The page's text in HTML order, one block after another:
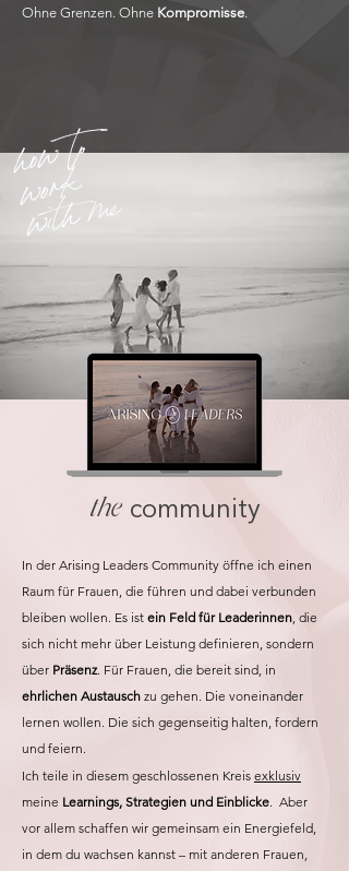
Ohne Grenzen. Ohne Kompromisse.
ho
w to
wo
r
k
with me
the community
In der Arising Leaders Community öffne ich einen
Raum für Frauen, die führen und dabei verbunden
bleiben wollen. Es ist ein Feld für Leaderinnen, die
sich nicht mehr über Leistung definieren, sondern
über Präsenz. Für Frauen, die bereit sind, in
ehrlichen Austausch zu gehen. Die voneinander
lernen wollen. Die sich gegenseitig halten, fordern
und feiern.
Ich teile in diesem geschlossenen Kreis exklusiv
meine Learnings, Strategien und Einblicke. Aber
vor allem schaffen wir gemeinsam ein Energiefeld,
in dem du wachsen kannst – mit anderen Frauen,